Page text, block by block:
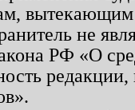
вытекающим
не
РФ «О